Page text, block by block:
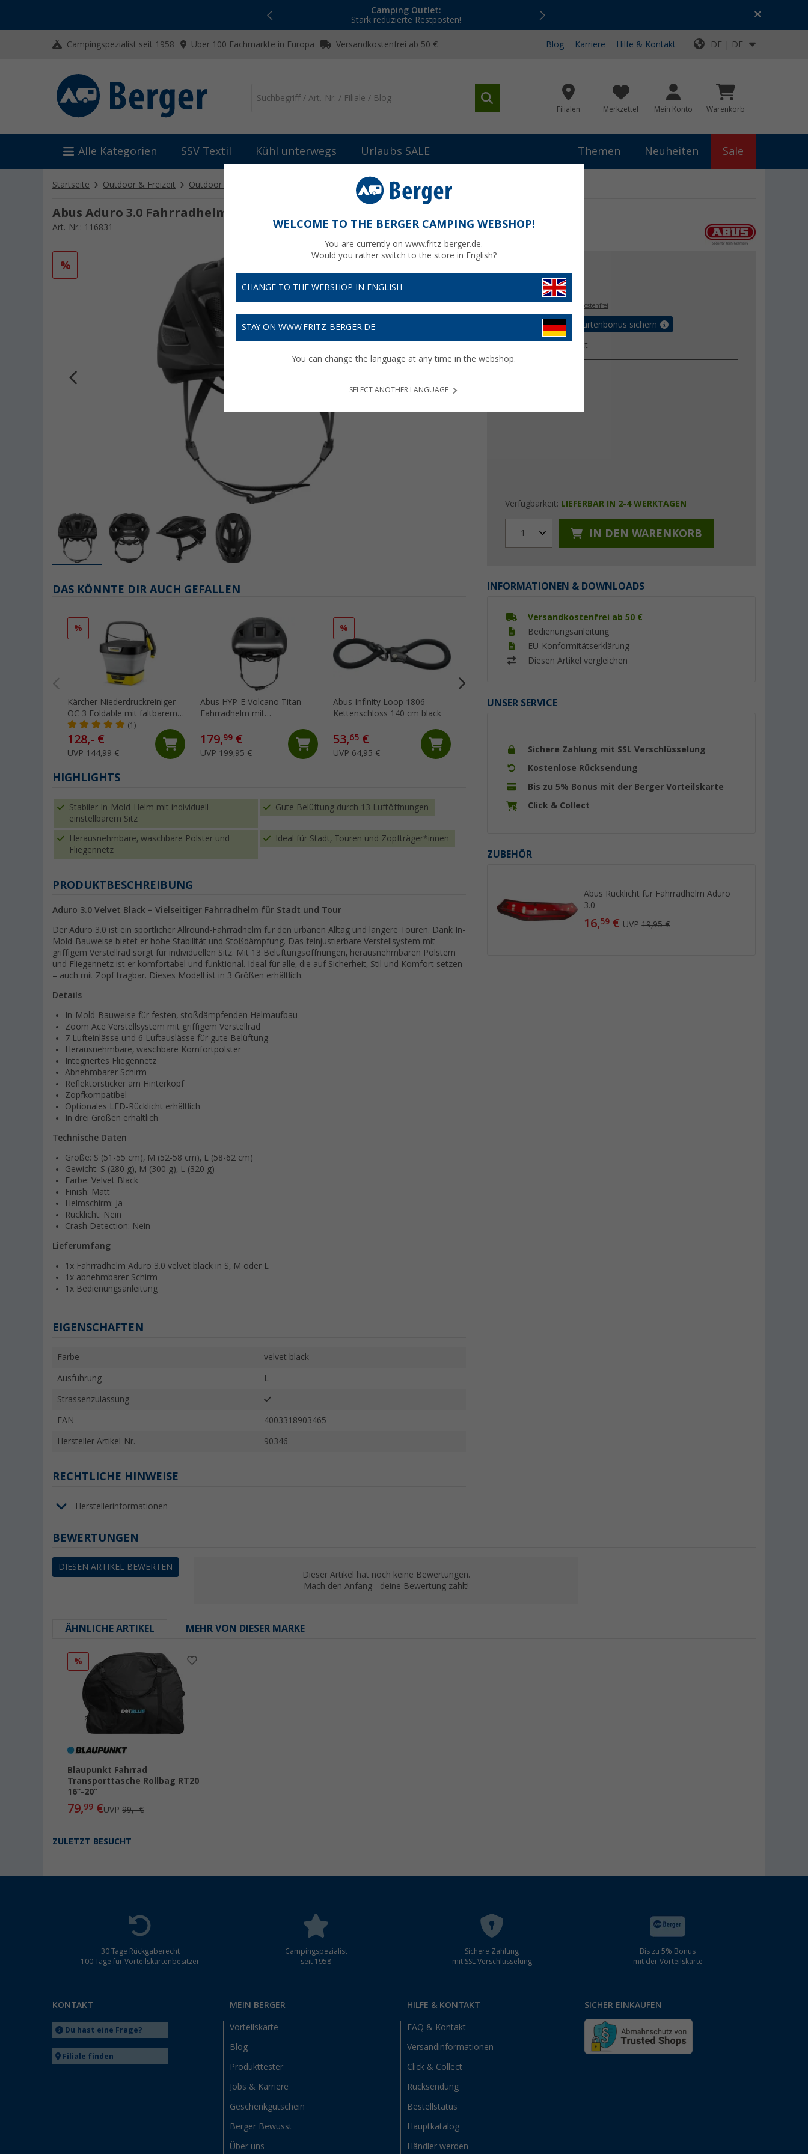
Camping Outlet:
Stark reduzierte Restposten!
Top-Deals für dein Abenteuer!
Campingspezialist seit 1958 Über 100 Fachmärkte in Europa Versandkostenfrei ab 50 € Blog Karriere Hilfe & Kontakt DE | DE
Filialen Merkzettel Mein Konto Warenkorb
Alle Kategorien SSV Textil Kühl unterwegs Urlaubs SALE Themen Neuheiten Sale
Startseite Outdoor & Freizeit Outdoor Ausrüstung E-Bikes, Scooter & Zubehör Abus Aduro 3.0 Fahrradhelm Velvet Black
Abus Aduro 3.0 Fahrradhelm Velvet Black L
Art.-Nr.: 116831
%
€
versandkostenfrei
Bis zu 5% Vorteilskartenbonus sichern
Produktdatenblatt
Verfügbarkeit: LIEFERBAR IN 2-4 WERKTAGEN
1 IN DEN WARENKORB
INFORMATIONEN & DOWNLOADS
Versandkostenfrei ab 50 €
Bedienungsanleitung
EU-Konformitätserklärung
Diesen Artikel vergleichen
UNSER SERVICE
Sichere Zahlung mit SSL Verschlüsselung
Kostenlose Rücksendung
Bis zu 5% Bonus mit der Berger Vorteilskarte
Click & Collect
ZUBEHÖR
Abus Rücklicht für Fahrradhelm Aduro
3.0
16,59 € UVP19,95 €
DAS KÖNNTE DIR AUCH GEFALLEN
%
Kärcher Niederdruckreiniger
OC 3 Foldable mit faltbarem
Wassertank / Lithium-Ionen-
Akku / Ladegerät
(1)
128,- €
UVP 144,99 €
Abus HYP-E Volcano Titan
Fahrradhelm mit
179,99 €
UVP 199,95 €
%
Abus Infinity Loop 1806
Kettenschloss 140 cm black
53,65 €
UVP 64,95 €
Abus HYP-E Ohrenschützer für
UVP 19,95 € 39, 90€
HIGHLIGHTS
Stabiler In-Mold-Helm mit individuell
einstellbarem Sitz
Gute Belüftung durch 13 Luftöffnungen
Herausnehmbare, waschbare Polster und
Fliegennetz
Ideal für Stadt, Touren und Zopfträger*innen
PRODUKTBESCHREIBUNG
Aduro 3.0 Velvet Black – Vielseitiger Fahrradhelm für Stadt und Tour
Der Aduro 3.0 ist ein sportlicher Allround-Fahrradhelm für den urbanen Alltag und längere Touren. Dank In-
Mold-Bauweise bietet er hohe Stabilität und Stoßdämpfung. Das feinjustierbare Verstellsystem mit
griffigem Verstellrad sorgt für individuellen Sitz. Mit 13 Belüftungsöffnungen, herausnehmbaren Polstern
und Fliegennetz ist er komfortabel und funktional. Ideal für alle, die auf Sicherheit, Stil und Komfort setzen
– auch mit Zopf tragbar. Dieses Modell ist in 3 Größen erhältlich.
Details
In-Mold-Bauweise für festen, stoßdämpfenden Helmaufbau
Zoom Ace Verstellsystem mit griffigem Verstellrad
7 Lufteinlässe und 6 Luftauslässe für gute Belüftung
Herausnehmbare, waschbare Komfortpolster
Integriertes Fliegennetz
Abnehmbarer Schirm
Reflektorsticker am Hinterkopf
Zopfkompatibel
Optionales LED-Rücklicht erhältlich
In drei Größen erhältlich
Technische Daten
Größe: S (51-55 cm), M (52-58 cm), L (58-62 cm)
Gewicht: S (280 g), M (300 g), L (320 g)
Farbe: Velvet Black
Finish: Matt
Helmschirm: Ja
Rücklicht: Nein
Crash Detection: Nein
Lieferumfang
1x Fahrradhelm Aduro 3.0 velvet black in S, M oder L
1x abnehmbarer Schirm
1x Bedienungsanleitung
EIGENSCHAFTEN
Farbe velvet black
Ausführung L
Strassenzulassung
EAN 4003318903465
Hersteller Artikel-Nr. 90346
RECHTLICHE HINWEISE
Herstellerinformationen
BEWERTUNGEN
DIESEN ARTIKEL BEWERTEN
Dieser Artikel hat noch keine Bewertungen.
Mach den Anfang - deine Bewertung zählt!
ÄHNLICHE ARTIKEL MEHR VON DIESER MARKE
%
Blaupunkt Fahrrad
Transporttasche Rollbag RT20
16”-20”
79,99 €UVP99,- €
ZULETZT BESUCHT
30 Tage Rückgaberecht
100 Tage für Vorteilskartenbesitzer
Campingspezialist
seit 1958
Sichere Zahlung
mit SSL Verschlüsselung
Bis zu 5% Bonus
mit der Vorteilskarte
KONTAKT
Du hast eine Frage?
Filiale finden
MEIN BERGER
Vorteilskarte
Blog
Produkttester
Jobs & Karriere
Geschenkgutschein
Berger Bewusst
Über uns
HILFE & KONTAKT
FAQ & Kontakt
Versandinformationen
Click & Collect
Rücksendung
Bestellstatus
Hauptkatalog
Händler werden
SICHER EINKAUFEN
WELCOME TO THE BERGER CAMPING WEBSHOP!
You are currently on www.fritz-berger.de.
Would you rather switch to the store in English?
CHANGE TO THE WEBSHOP IN ENGLISH
STAY ON WWW.FRITZ-BERGER.DE
You can change the language at any time in the webshop.
SELECT ANOTHER LANGUAGE